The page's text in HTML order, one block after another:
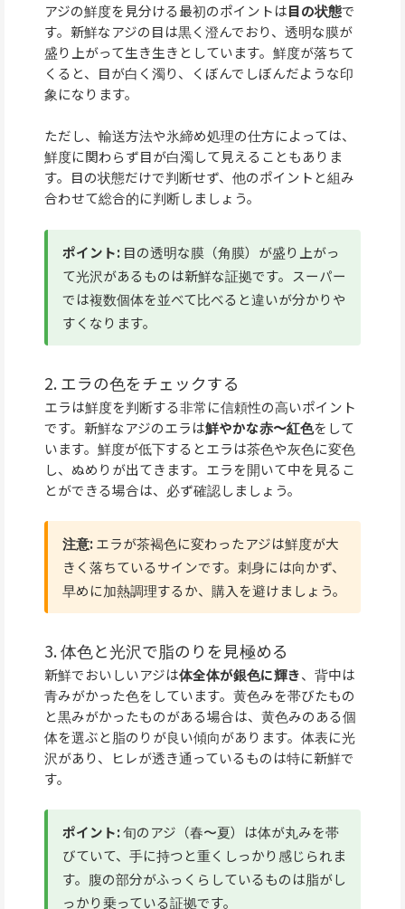
アジの鮮度を見分ける最初のポイントは目の状態で
す。新鮮なアジの目は黒く澄んでおり、透明な膜が
盛り上がって生き生きとしています。鮮度が落ちて
くると、目が白く濁り、くぼんでしぼんだような印
象になります。
ただし、輸送方法や氷締め処理の仕方によっては、
鮮度に関わらず目が白濁して見えることもありま
す。目の状態だけで判断せず、他のポイントと組み
合わせて総合的に判断しましょう。
ポイント: 目の透明な膜（角膜）が盛り上がっ
て光沢があるものは新鮮な証拠です。スーパー
では複数個体を並べて比べると違いが分かりや
すくなります。
2. エラの色をチェックする
エラは鮮度を判断する非常に信頼性の高いポイント
です。新鮮なアジのエラは鮮やかな赤〜紅色をして
います。鮮度が低下するとエラは茶色や灰色に変色
し、ぬめりが出てきます。エラを開いて中を見るこ
とができる場合は、必ず確認しましょう。
注意:エラが茶褐色に変わったアジは鮮度が大
きく落ちているサインです。刺身には向かず、
早めに加熱調理するか、購入を避けましょう。
3. 体色と光沢で脂のりを見極める
新鮮でおいしいアジは体全体が銀色に輝き、背中は
青みがかった色をしています。黄色みを帯びたもの
と黒みがかったものがある場合は、黄色みのある個
体を選ぶと脂のりが良い傾向があります。体表に光
沢があり、ヒレが透き通っているものは特に新鮮で
す。
ポイント:旬のアジ（春〜夏）は体が丸みを帯
びていて、手に持つと重くしっかり感じられま
す。腹の部分がふっくらしているものは脂がし
っかり乗っている証拠です。